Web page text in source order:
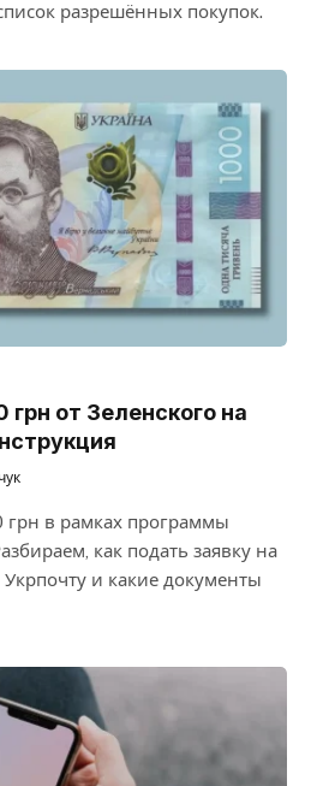
разрешённых покупок.
грн от Зеленского на
грн в рамках программы
как подать заявку на
и какие документы